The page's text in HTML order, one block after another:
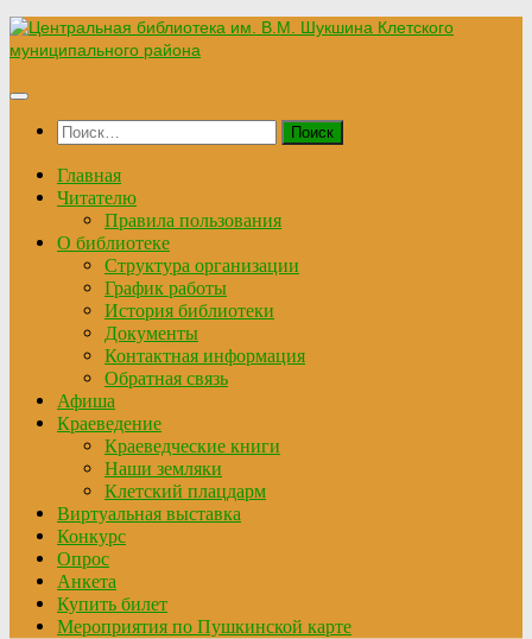
Перейти
к
Найти:
Главная
Читателю
Правила пользования
О библиотеке
Структура организации
График работы
История библиотеки
Документы
Контактная информация
Обратная связь
Афиша
Краеведение
Краеведческие книги
Наши земляки
Клетский плацдарм
Виртуальная выставка
Конкурс
Опрос
Анкета
Купить билет
Мероприятия по Пушкинской карте